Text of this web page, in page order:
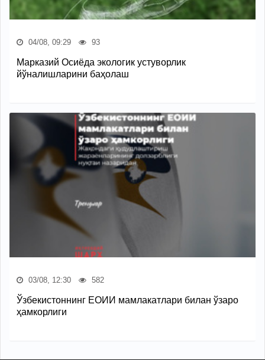
04/08, 09:29 93
Марказий Осиёда экологик устуворлик
йўналишларини баҳолаш
03/08, 12:30 582
Ўзбекистоннинг ЕОИИ мамлакатлари билан ўзаро
ҳамкорлиги